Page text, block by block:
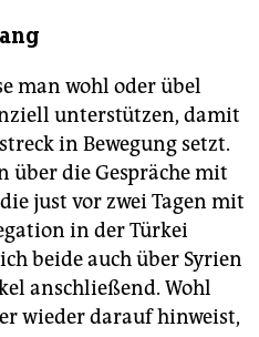
man wohl oder übel
unterstützen, damit
in Bewegung setzt.
über die Gespräche mit
just vor zwei Tagen mit
in der Türkei
beide auch über Syrien
anschließend. Wohl
wieder darauf hinweist,